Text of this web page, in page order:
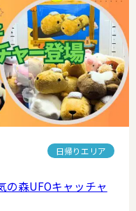
日帰りエリア
の森UFOキャッチャ